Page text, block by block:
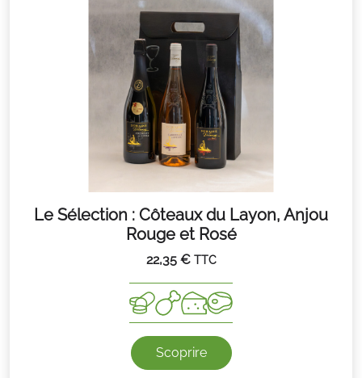
Le Sélection : Côteaux du Layon, Anjou
Rouge et Rosé
22,35 € TTC
Scoprire